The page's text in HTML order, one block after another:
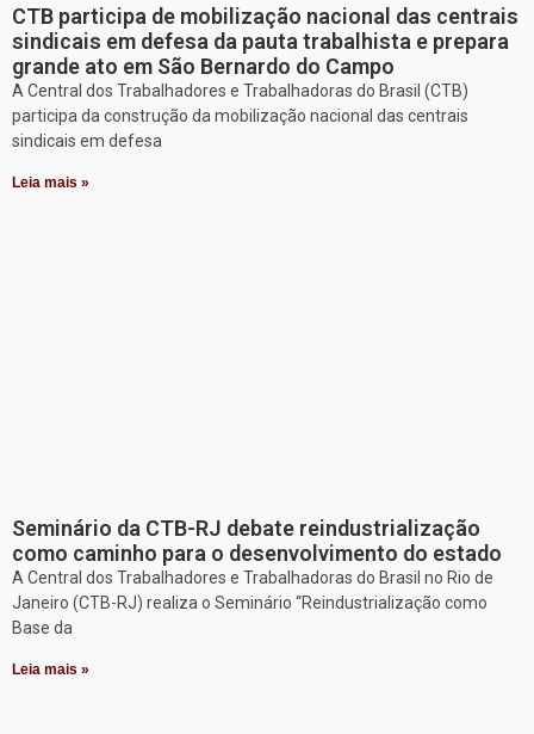
CTB participa de mobilização nacional das centrais
sindicais em defesa da pauta trabalhista e prepara
grande ato em São Bernardo do Campo
A Central dos Trabalhadores e Trabalhadoras do Brasil (CTB)
participa da construção da mobilização nacional das centrais
sindicais em defesa
Leia mais »
Seminário da CTB-RJ debate reindustrialização
como caminho para o desenvolvimento do estado
A Central dos Trabalhadores e Trabalhadoras do Brasil no Rio de
Janeiro (CTB-RJ) realiza o Seminário “Reindustrialização como
Base da
Leia mais »